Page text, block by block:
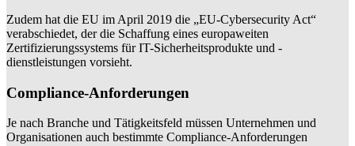
Zudem hat die EU im April 2019 die „EU-Cybersecurity Act“
verabschiedet, der die Schaffung eines europaweiten
Zertifizierungssystems für IT-Sicherheitsprodukte und -
dienstleistungen vorsieht.
Compliance-Anforderungen
Je nach Branche und Tätigkeitsfeld müssen Unternehmen und
Organisationen auch bestimmte Compliance-Anforderungen